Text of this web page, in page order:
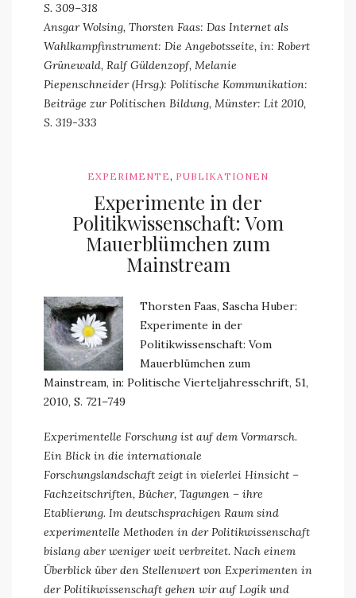
S. 309–318
Ansgar Wolsing, Thorsten Faas: Das Internet als
Wahlkampfinstrument: Die Angebotsseite, in: Robert
Grünewald, Ralf Güldenzopf, Melanie
Piepenschneider (Hrsg.): Politische Kommunikation:
Beiträge zur Politischen Bildung, Münster: Lit 2010,
S. 319-333
EXPERIMENTE, PUBLIKATIONEN
Experimente in der
Politikwissenschaft: Vom
Mauerblümchen zum
Mainstream
Thorsten Faas, Sascha Huber:
Experimente in der
Politikwissenschaft: Vom
Mauerblümchen zum
Mainstream, in: Politische Vierteljahresschrift, 51,
2010, S. 721–749
Experimentelle Forschung ist auf dem Vormarsch.
Ein Blick in die internationale
Forschungslandschaft zeigt in vielerlei Hinsicht –
Fachzeitschriften, Bücher, Tagungen – ihre
Etablierung. Im deutschsprachigen Raum sind
experimentelle Methoden in der Politikwissenschaft
bislang aber weniger weit verbreitet. Nach einem
Überblick über den Stellenwert von Experimenten in
der Politikwissenschaft gehen wir auf Logik und